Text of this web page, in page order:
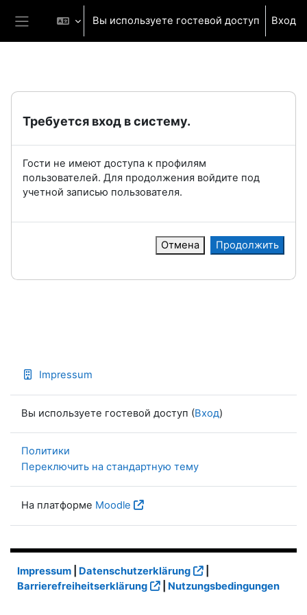
Перейти к основному содержанию
Боковая панель
Вы используете гостевой доступ Вход
Требуется вход в систему.
Гости не имеют доступа к профилям
пользователей. Для продолжения войдите под
учетной записью пользователя.
Отмена Продолжить
Impressum
Вы используете гостевой доступ (Вход)
Политики
Переключить на стандартную тему
На платформе Moodle
Impressum Datenschutzerklärung
Barrierefreiheitserklärung
Nutzungsbedingungen